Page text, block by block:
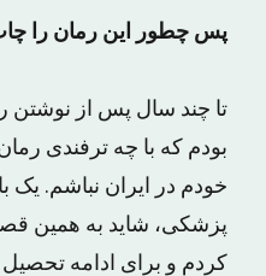
پس چطور این رمان را
تا چند سال پس از
بودم که با چه ترفندی
خودم در ایران نباشم. یک
پزشکی، شاید به همین
کردم و برای ادامه تحصیل